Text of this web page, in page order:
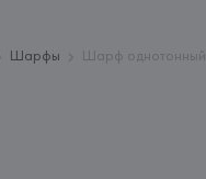
Шарфы Шарф однотонный